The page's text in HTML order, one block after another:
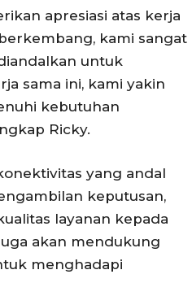
apresiasi atas kerja
kami sangat
untuk
sama ini, kami yakin
kebutuhan
Ricky.
yang andal
keputusan,
layanan kepada
akan mendukung
menghadapi